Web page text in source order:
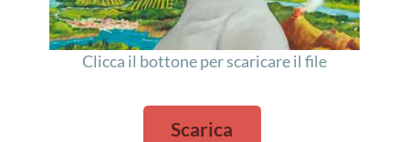
Clicca il bottone per scaricare il file
Scarica